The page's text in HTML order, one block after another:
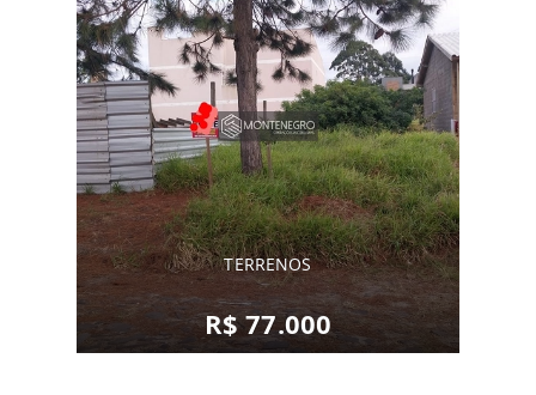
TERRENOS
R$ 77.000